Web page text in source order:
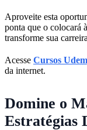
Aproveite esta
ponta que o colocará
transforme sua
Acesse Cursos
da internet.
Domine o
Estratégias